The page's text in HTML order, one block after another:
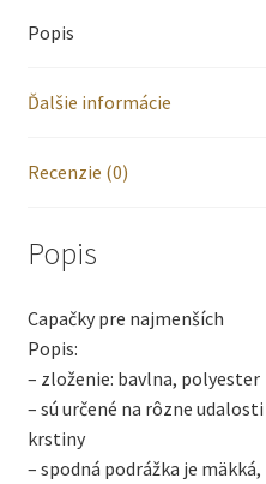
Popis
Ďalšie informácie
Recenzie (0)
Popis
Capačky pre najmenších
Popis:
– zloženie: bavlna, polyester
– sú určené na rôzne
krstiny
– spodná podrážka je